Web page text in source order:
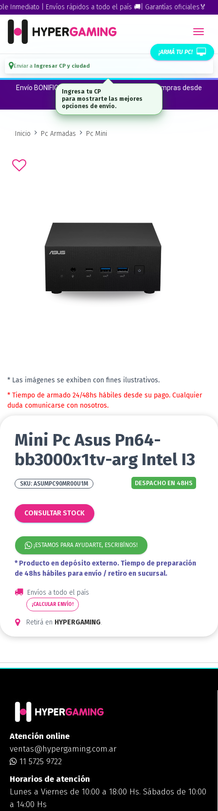
| Envíos rápidos a todo el país 🚚| Garantías oficiales🏅
¡ARMÁ TU PC!
Enviar a Ingresar CP y ciudad
Envío BONIFICADO a CABA · GBA ·La Plata en compras desde
$300.000*
Inicio Pc Armadas Pc Mini
* Las imágenes se exhiben con fines ilustrativos.
* Tiempo de armado 24/48hs hábiles desde su pago. Cualquier
duda comunicarse con nosotros.
Mini Pc Asus Pn64-
bb3000x1tv-arg Intel I3
ASUMPC90MR00U1M DESPACHO EN 48HS
CONSULTAR STOCK
¡ESTAMOS PARA AYUDARTE, ESCRIBÍNOS!
* Producto en depósito externo. Tiempo de preparación
de 48hs hábiles para envío / retiro en sucursal.
Envíos a todo el país
¡CALCULAR ENVÍO!
Retirá en HYPERGAMING.
Atención online
ventas@hypergaming.com.ar
11 5725 9722
Horarios de atención
Lunes a Viernes de 10:00 a 18:00 Hs. Sábados de 10:00
a 14:00 Hs
Ingresa tu CP
para mostrarte las mejores
opciones de envío.